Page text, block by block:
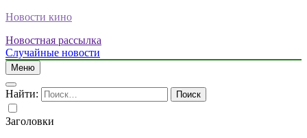
Новости кино
Новостная рассылка
Случайные новости
Меню
Найти:
Заголовки